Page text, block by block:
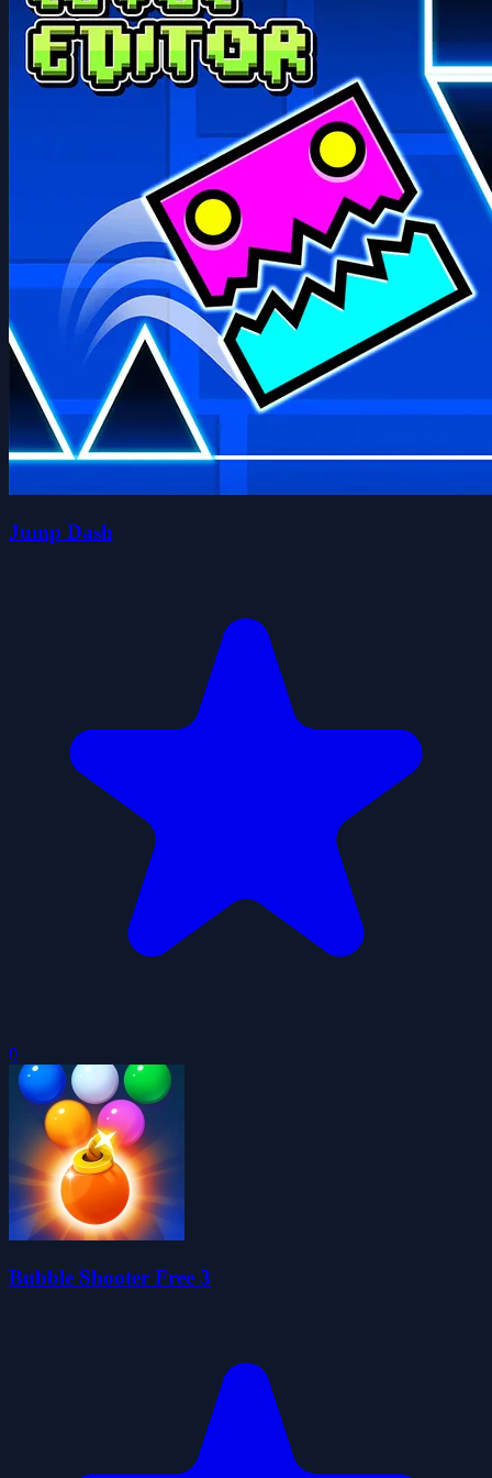
Jump Dash
0
Bubble Shooter Free 3